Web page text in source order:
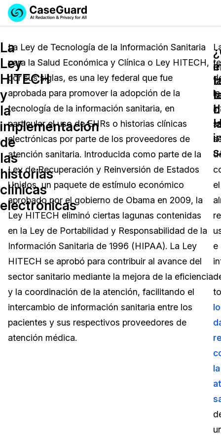
Licencia de CaseGuard Studio
Precios de Redacción a Pedido
Soluciones
Redacción de vídeos
Redacción de documentos
Redacción de audio
Redacción de imágenes
Transcripción y Traducción
Industrias
Cuerpos Policiales
Transportación
Educación
El Gobierno
Sector Jurídico
Servicios Financieros
Casinos
Medios de Comunicación y
Entretenimiento
Precios
Recursos
Preguntas Frecuentes
Artículos
Casos Practicos
Videoteca
Recomendaciones
Sobre nosotros
Trabaja con nosotros
Eventos
Demo
English
Español
La
Ley
HITECH
y
la
implementación
de
las
historias
clínicas
electrónicas
La Ley de Tecnología de la Información Sanitaria
para la Salud Económica y Clínica o Ley HITECH,
por sus siglas, es una ley federal que fue
aprobada para promover la adopción de la
tecnología de la información sanitaria, en
particular el uso de EHRs o historias clínicas
electrónicas por parte de los proveedores de
atención sanitaria. Introducida como parte de la
Ley de Recuperación y Reinversión de Estados
Unidos, un paquete de estímulo económico
aprobado por el gobierno de Obama en 2009, la
Ley HITECH eliminó ciertas lagunas contenidas
en la Ley de Portabilidad y Responsabilidad de la
Información Sanitaria de 1996 (HIPAA). La Ley
HITECH se aprobó para contribuir al avance del
sector sanitario mediante la mejora de la eficiencia
y la coordinación de la atención, facilitando el
intercambio de información sanitaria entre los
pacientes y sus respectivos proveedores de
atención médica.
la
el
e
la